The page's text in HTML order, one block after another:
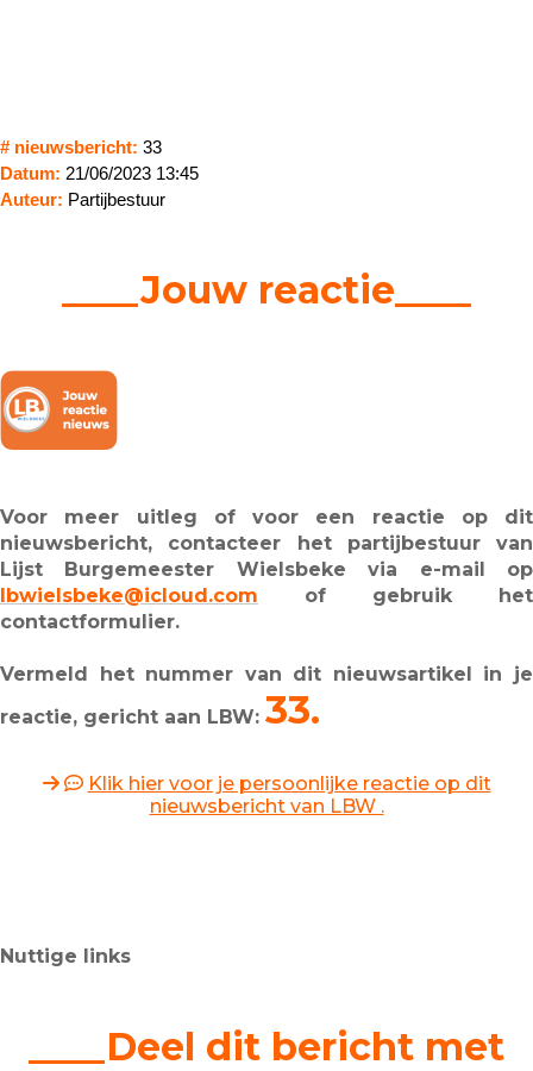
# nieuwsbericht: 33
Datum: 21/06/2023 13:45
Auteur: Partijbestuur
____Jouw reactie____
Voor meer uitleg of voor een reactie op dit
nieuwsbericht, contacteer het partijbestuur van
Lijst Burgemeester Wielsbeke via e-mail op
lbwielsbeke@icloud.com
of gebruik het
contactformulier.
Vermeld het nummer van dit nieuwsartikel in je
reactie, gericht aan LBW: 33.
Klik hier voor je persoonlijke reactie op dit
nieuwsbericht van LBW .
Nuttige links
____Deel dit bericht met